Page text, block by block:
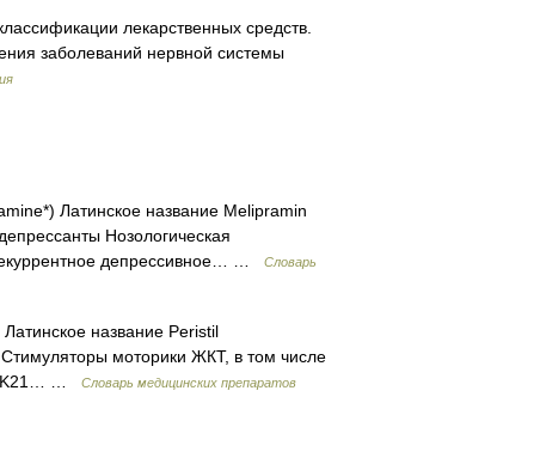
лекарственных средств.
заболеваний нервной системы
Латинское название Melipramin
Нозологическая
депрессивное… …
Словарь
название Peristil
Стимуляторы моторики ЖКТ, в том числе
K21… …
Словарь медицинских препаратов